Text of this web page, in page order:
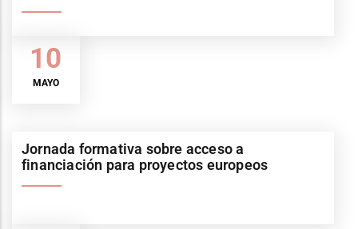
10
MAYO
Jornada formativa sobre acceso a
financiación para proyectos europeos